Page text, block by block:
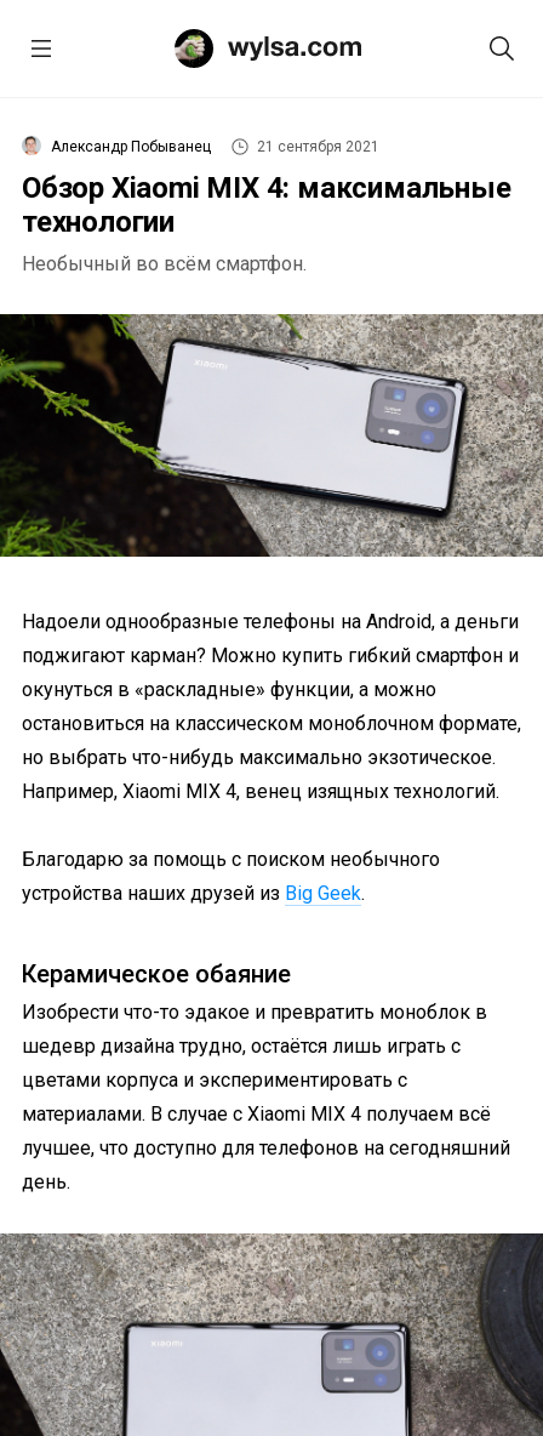
Александр Побыванец 21 сентября 2021
Обзор Xiaomi MIX 4: максимальные
технологии
Необычный во всём смартфон.
Надоели однообразные телефоны на Android, а деньги
поджигают карман? Можно купить гибкий смартфон и
окунуться в «раскладные» функции, а можно
остановиться на классическом моноблочном формате,
но выбрать что-нибудь максимально экзотическое.
Например, Xiaomi MIX 4, венец изящных технологий.
Благодарю за помощь с поиском необычного
устройства наших друзей из Big Geek.
Керамическое обаяние
Изобрести что-то эдакое и превратить моноблок в
шедевр дизайна трудно, остаётся лишь играть с
цветами корпуса и экспериментировать с
материалами. В случае с Xiaomi MIX 4 получаем всё
лучшее, что доступно для телефонов на сегодняшний
день.